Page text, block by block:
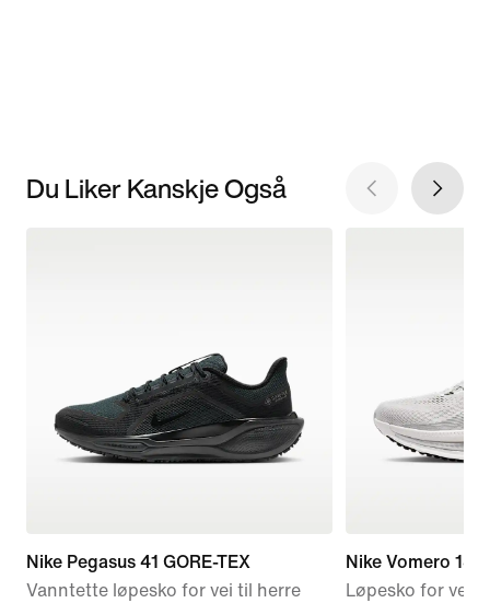
Du Liker Kanskje Også
Nike Pegasus 41 GORE-TEX
Vanntette løpesko for vei til herre
Nike Vomero 18
Løpesko for vei